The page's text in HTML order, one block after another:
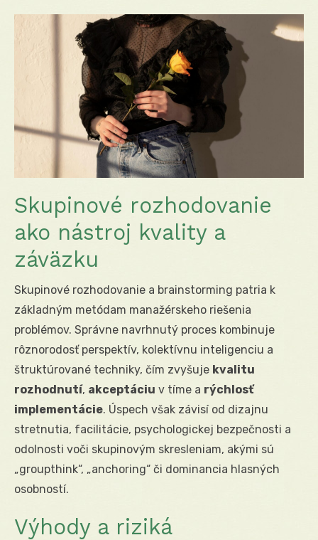
Skupinové rozhodovanie
ako nástroj kvality a
záväzku
Skupinové rozhodovanie a brainstorming patria k
základným metódam manažérskeho riešenia
problémov. Správne navrhnutý proces kombinuje
rôznorodosť perspektív, kolektívnu inteligenciu a
štruktúrované techniky, čím zvyšuje kvalitu
rozhodnutí, akceptáciu v tíme a rýchlosť
implementácie. Úspech však závisí od dizajnu
stretnutia, facilitácie, psychologickej bezpečnosti a
odolnosti voči skupinovým skresleniam, akými sú
„groupthink“, „anchoring“ či dominancia hlasných
osobností.
Výhody a riziká